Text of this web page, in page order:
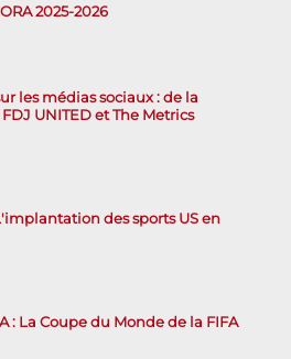
2025-2026
les médias sociaux : de la
UNITED et The Metrics
des sports US en
: La Coupe du Monde de la FIFA